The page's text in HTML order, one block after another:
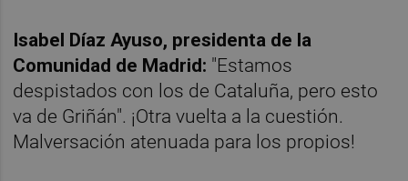
Isabel Díaz Ayuso, presidenta de la
Comunidad de Madrid: "Estamos
despistados con los de Cataluña, pero esto
va de Griñán". ¡Otra vuelta a la cuestión.
Malversación atenuada para los propios!